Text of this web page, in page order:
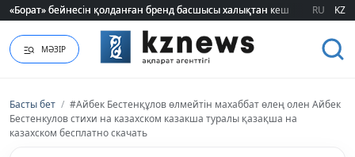
«Борат» бейнесін қолданған бренд басшысы халықтан кешірім сұрады
«Борат» бейнесін қолданған бренд басшысы халықтан кешірім сұрады
RU KZ
МӘЗІР
Басты бет / #Айбек Бестенқұлов өлмейтін махаббат өлең олен Айбек
Бестенкулов стихи на казахском казакша туралы қазақша на
казахском бесплатно скачать